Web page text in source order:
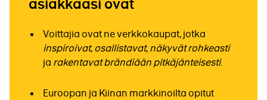
asiakkaasi ovat
Voittajia ovat ne verkkokaupat, jotka
inspiroivat,osallistavat,näkyvät rohkeasti
ja rakentavat brändiään pitkäjänteisesti.
Euroopan ja Kiinan markkinoilta opitut